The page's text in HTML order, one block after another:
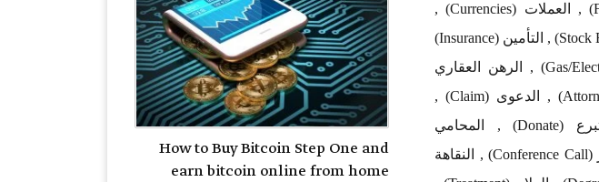
How to Buy Bitcoin Step One and
earn bitcoin online from home
hotels) , فوركس (Forex) , العملات (Currencies) ,
بورصة الأسهم (Stock Exchange) , التأمين (Insurance)
, الغاز / الكهرباء (Gas/Electricity) , الرهن العقاري
(Mortgage) , النائب (Attorney) , الدعوى (Claim) ,
القروض (Loans) , التبرع (Donate) , المحامي
(Lawyer) , دعوة المؤتمر (Conference Call) , النقاهة